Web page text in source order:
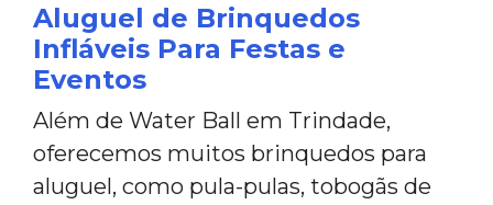
Aluguel de Brinquedos
Infláveis Para Festas e
Eventos
Além de Water Ball em Trindade,
oferecemos muitos brinquedos para
aluguel, como pula-pulas, tobogãs de